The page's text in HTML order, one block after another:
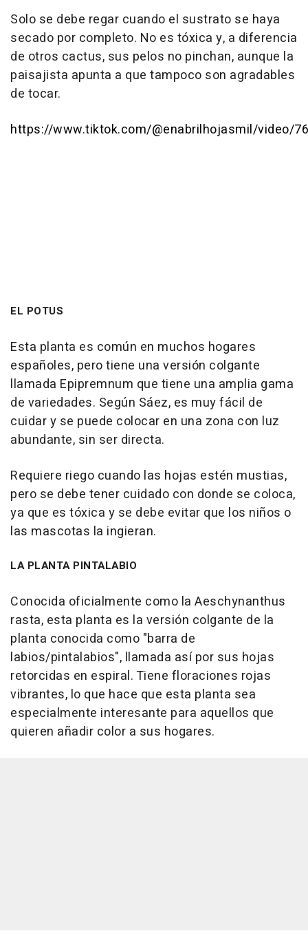
Solo se debe regar cuando el sustrato se haya
secado por completo. No es tóxica y, a diferencia
de otros cactus, sus pelos no pinchan, aunque la
paisajista apunta a que tampoco son agradables
de tocar.
https://www.tiktok.com/@enabrilhojasmil/video/
EL POTUS
Esta planta es común en muchos hogares
españoles, pero tiene una versión colgante
llamada Epipremnum que tiene una amplia gama
de variedades. Según Sáez, es muy fácil de
cuidar y se puede colocar en una zona con luz
abundante, sin ser directa.
Requiere riego cuando las hojas estén mustias,
pero se debe tener cuidado con donde se coloca,
ya que es tóxica y se debe evitar que los niños o
las mascotas la ingieran.
LA PLANTA PINTALABIO
Conocida oficialmente como la Aeschynanthus
rasta, esta planta es la versión colgante de la
planta conocida como "barra de
labios/pintalabios", llamada así por sus hojas
retorcidas en espiral. Tiene floraciones rojas
vibrantes, lo que hace que esta planta sea
especialmente interesante para aquellos que
quieren añadir color a sus hogares.